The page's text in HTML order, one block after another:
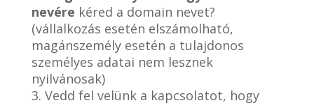
nevére kéred a domain nevet?
(vállalkozás esetén elszámolható,
magánszemély esetén a tulajdonos
személyes adatai nem lesznek
nyilvánosak)
3. Vedd fel velünk a kapcsolatot, hogy